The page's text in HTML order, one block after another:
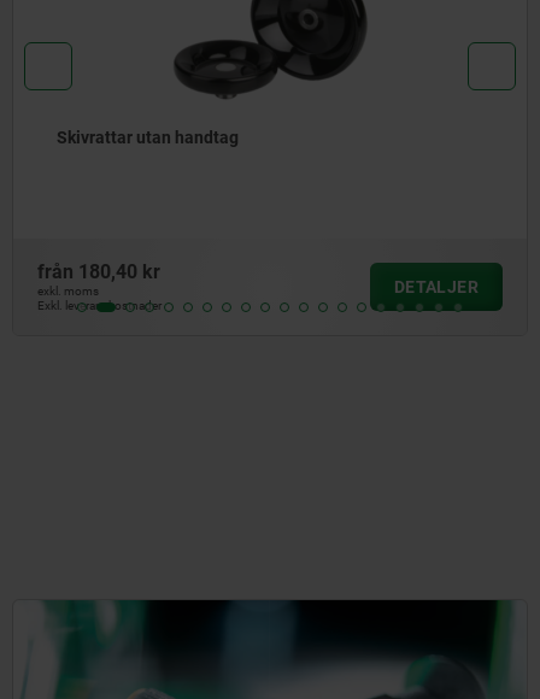
Ekrade rattar i rostfri stålplåt
från386,62 kr
exkl. moms
Exkl. leveranskostnader
DETALJER